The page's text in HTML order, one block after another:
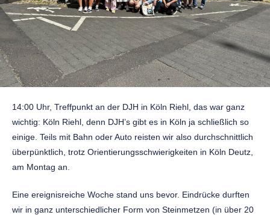
14:00 Uhr, Treffpunkt an der DJH in Köln Riehl, das war ganz
wichtig: Köln Riehl, denn DJH’s gibt es in Köln ja schließlich so
einige. Teils mit Bahn oder Auto reisten wir also durchschnittlich
überpünktlich, trotz Orientierungsschwierigkeiten in Köln Deutz,
am Montag an.
Eine ereignisreiche Woche stand uns bevor. Eindrücke durften
wir in ganz unterschiedlicher Form von Steinmetzen (in über 20